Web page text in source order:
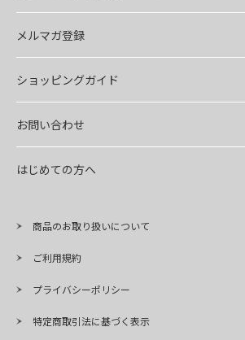
メルマガ登録
ショッピングガイド
お問い合わせ
はじめての方へ
商品のお取り扱いについて
ご利用規約
プライバシーポリシー
特定商取引法に基づく表示